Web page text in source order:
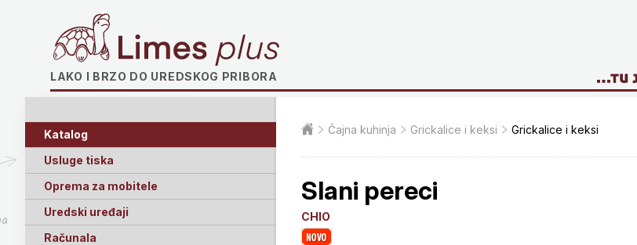
LAKO I BRZO DO UREDSKOG PRIBORA
Katalog
Usluge tiska
Oprema za mobitele
Uredski uređaji
Računala
Čajna kuhinja Grickalice i keksi Grickalice i keksi
Slani pereci
CHIO